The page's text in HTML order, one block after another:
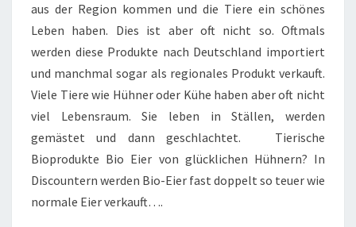
H
I
N
T
E
R
B
I
O
aus der Region kommen und die Tiere ein schönes
Leben haben. Dies ist aber oft nicht so. Oftmals
werden diese Produkte nach Deutschland importiert
und manchmal sogar als regionales Produkt verkauft.
Viele Tiere wie Hühner oder Kühe haben aber oft nicht
viel Lebensraum. Sie leben in Ställen, werden
gemästet und dann geschlachtet. Tierische
Bioprodukte Bio Eier von glücklichen Hühnern? In
Discountern werden Bio-Eier fast doppelt so teuer wie
normale Eier verkauft….